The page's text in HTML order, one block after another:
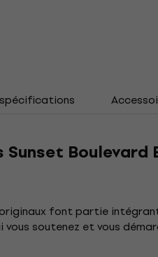
Sunset Boulevard
font partie
soutenez et vous